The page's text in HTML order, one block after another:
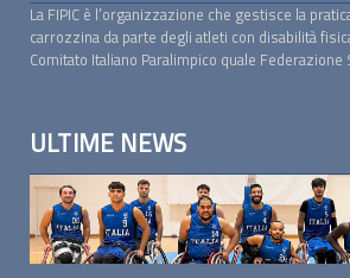
La FIPIC è l’organizzazione che gestisce la
carrozzina da parte degli atleti con disabilità
Comitato Italiano Paralimpico quale Federazione
ULTIME NEWS